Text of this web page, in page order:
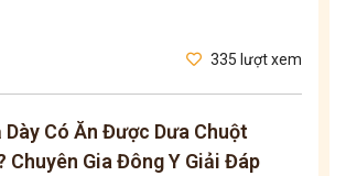
335 lượt xem
Dày Có Ăn Được Dưa Chuột
Chuyên Gia Đông Y Giải Đáp